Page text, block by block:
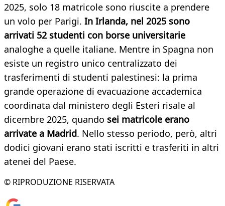
2025, solo 18 matricole sono riuscite a prendere
un volo per Parigi. In Irlanda, nel 2025 sono
arrivati 52 studenti con borse universitarie
analoghe a quelle italiane. Mentre in Spagna non
esiste un registro unico centralizzato dei
trasferimenti di studenti palestinesi: la prima
grande operazione di evacuazione accademica
coordinata dal ministero degli Esteri risale al
dicembre 2025, quando sei matricole erano
arrivate a Madrid. Nello stesso periodo, però, altri
dodici giovani erano stati iscritti e trasferiti in altri
atenei del Paese.
© RIPRODUZIONE RISERVATA